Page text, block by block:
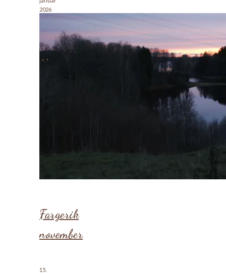
2026
Fargerik
november
15.